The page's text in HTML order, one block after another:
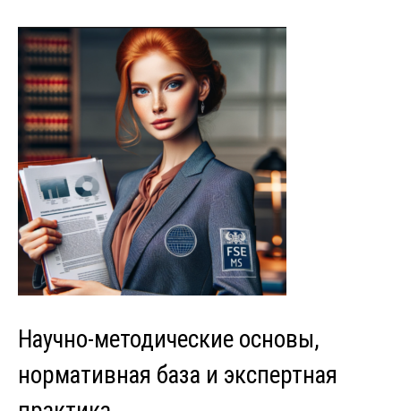
Научно-методические основы,
нормативная база и экспертная